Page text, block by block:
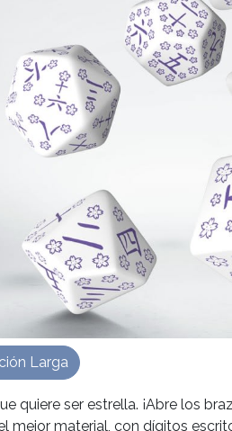
quiere ser estrella. ¡Abre los
mejor material, con dígitos
Larga